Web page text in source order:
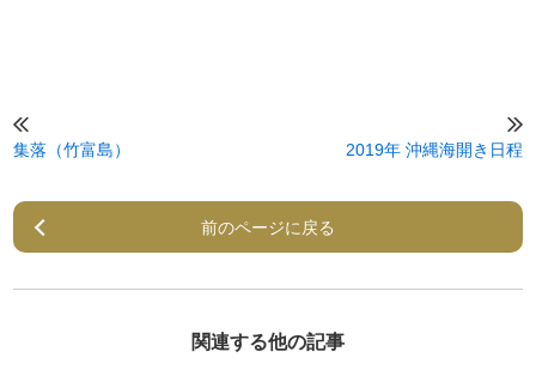
集落（竹富島） 2019年 沖縄海開き日程
前のページに戻る
関連する他の記事